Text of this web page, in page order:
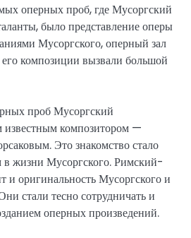
оперных проб, где Мусоргский
было представление оперы
Мусоргского, оперный зал
композиции вызвали большой
проб Мусоргский
известным композитором —
Это знакомство стало
жизни Мусоргского. Римский-
и оригинальность Мусоргского и
стали тесно сотрудничать и
оперных произведений.